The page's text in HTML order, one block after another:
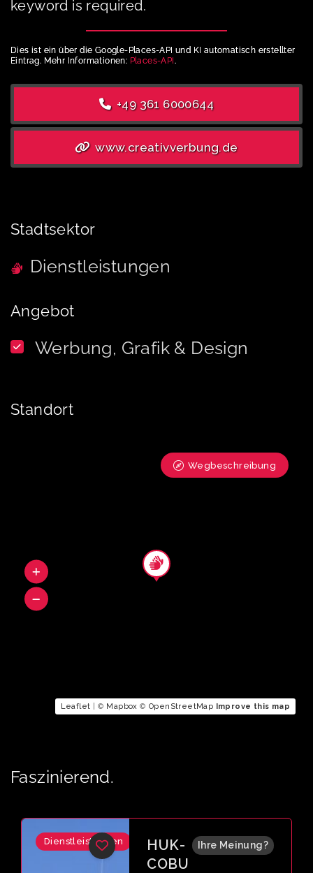
keyword is required.
Dies ist ein über die Google-Places-API und KI automatisch erstellter
Eintrag. Mehr Informationen: Places-API .
+49 361 6000644
www.creativverbung.de
Stadtsektor
Dienstleistungen
Angebot
Werbung, Grafik & Design
Standort
Leaflet | © Mapbox © OpenStreetMap Improve this map
Wegbeschreibung
Faszinierend.
Dienstleistungen
kartin
ka
Ihre Meinung?